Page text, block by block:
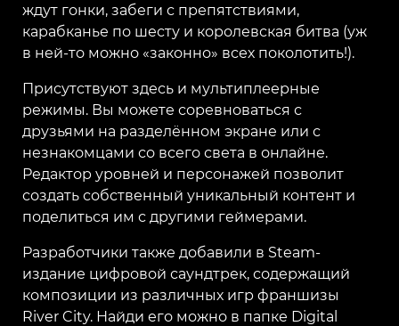
ждут гонки, забеги с препятствиями,
карабканье по шесту и королевская битва (уж
в ней-то можно «законно» всех поколотить!).
Присутствуют здесь и мультиплеерные
режимы. Вы можете соревноваться с
друзьями на разделённом экране или с
незнакомцами со всего света в онлайне.
Редактор уровней и персонажей позволит
создать собственный уникальный контент и
поделиться им с другими геймерами.
Разработчики также добавили в Steam-
издание цифровой саундтрек, содержащий
композиции из различных игр франшизы
River City. Найди его можно в папке Digital